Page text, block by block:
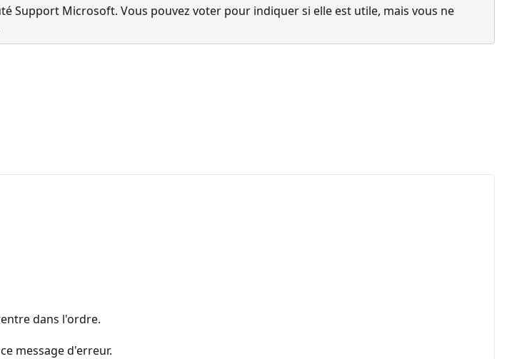
Support Microsoft. Vous pouvez voter pour indiquer si elle est utile, mais vous ne
dans l'ordre.
message d'erreur.